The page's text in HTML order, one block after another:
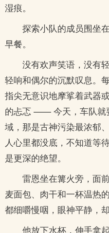
湿痕。
探索小队的成员围坐
早餐。
没有欢声笑语，没有
轻响和偶尔的沉默叹息。
指尖无意识地摩挲着武器
的忐忑 —— 今天，车队就
域，那是古神污染最浓郁
人心里都没底，不知道等
是更深的绝望。
雷恩坐在篝火旁，面
麦面包、肉干和一杯温热
都细嚼慢咽，眼神平静，
他放下水杯，伸手拿